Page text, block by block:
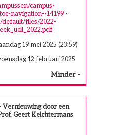
Minder
campus-
navigation--14199-
default/files/2022-
19 mei 2025 (23:59)
12 februari 2025
Vernieuwing door een
Geert Kelchtermans